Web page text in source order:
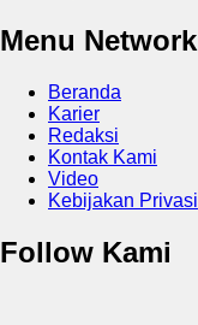
Menu Network
Beranda
Karier
Redaksi
Kontak Kami
Video
Kebijakan Privasi
Follow Kami